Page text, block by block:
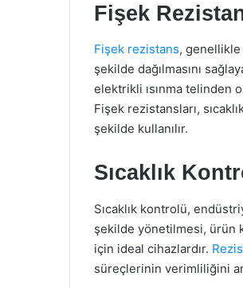
Fişek
Fişek rezistans, genellikle
şekilde dağılmasını
elektrikli ısınma telinden
Fişek rezistansları,
şekilde kullanılır.
Sıcaklık
Sıcaklık kontrolü,
şekilde yönetilmesi, ürün
için ideal cihazlardır.
süreçlerinin verimliliğini